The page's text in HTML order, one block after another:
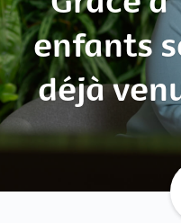
enfants
déjà